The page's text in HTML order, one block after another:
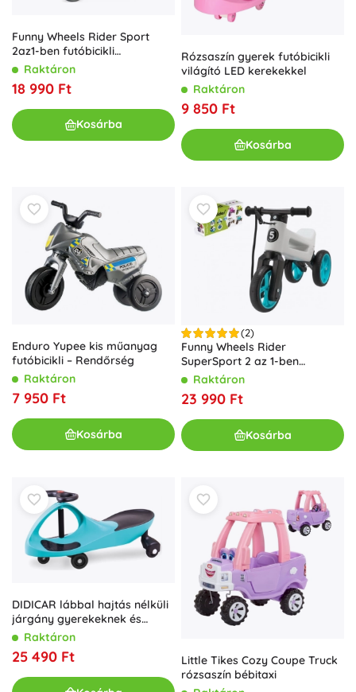
Funny Wheels Rider Sport
2az1-ben futóbicikli
gyerekeknek – Rózsaszín
Raktáron
18 990 Ft
Kosárba
Rózsaszín gyerek futóbicikli
világító LED kerekekkel
Raktáron
9 850 Ft
Kosárba
Enduro Yupee kis műanyag
futóbicikli – Rendőrség
Raktáron
7 950 Ft
Kosárba
(2)
Funny Wheels Rider
SuperSport 2 az 1-ben
futóbicikli hevederrel – Fehér–
Raktáron
23 990 Ft
Kosárba
DIDICAR lábbal hajtás nélküli
járgány gyerekeknek és
felnőtteknek – Türkiz
Raktáron
25 490 Ft
Little Tikes Cozy Coupe Truck
rózsaszín bébitaxi